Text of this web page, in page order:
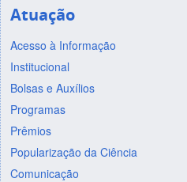
Atuação
Acesso à Informação
Institucional
Bolsas e Auxílios
Programas
Prêmios
Popularização da Ciência
Comunicação